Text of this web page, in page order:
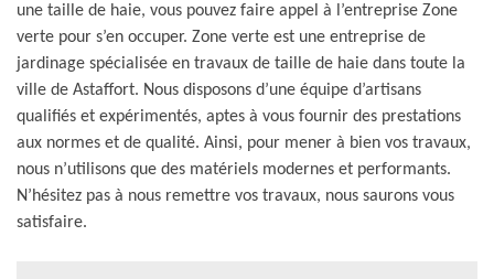
une taille de haie, vous pouvez faire appel à l’entreprise Zone
verte pour s’en occuper. Zone verte est une entreprise de
jardinage spécialisée en travaux de taille de haie dans toute la
ville de Astaffort. Nous disposons d’une équipe d’artisans
qualifiés et expérimentés, aptes à vous fournir des prestations
aux normes et de qualité. Ainsi, pour mener à bien vos travaux,
nous n’utilisons que des matériels modernes et performants.
N’hésitez pas à nous remettre vos travaux, nous saurons vous
satisfaire.